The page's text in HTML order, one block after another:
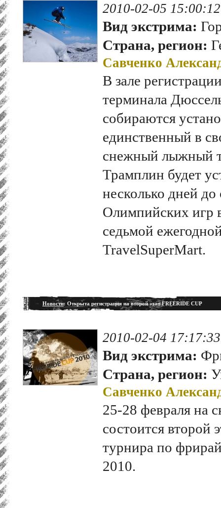
2010-02-05 15:00:12
Вид экстрима:
Страна, регион:
Савченко
В зале
терминала
собираются
единственный в
снежный лыжный
Трамплин будет
несколько дней
Олимпийских игр
седьмой
TravelSuperMart.
Новости: Открыта регистрация на второй этап FREERIDE CUP
2010-02-04 17:17:33
Вид экстрима:
Страна, регион:
Савченко
25-28 февраля на
состоится второй
турнира по
2010.